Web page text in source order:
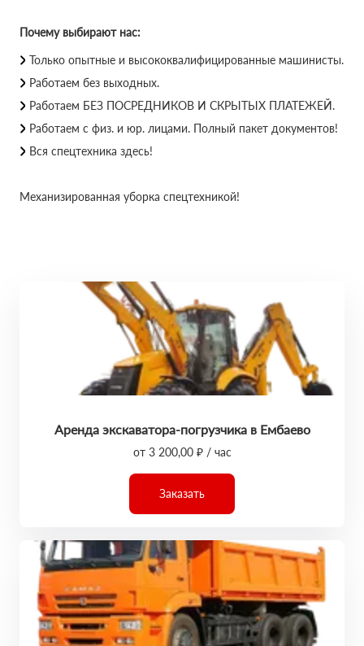
Почему выбирают нас:
Только опытные и высококвалифицированные машинисты.
Работаем без выходных.
Работаем БЕЗ ПОСРЕДНИКОВ И СКРЫТЫХ ПЛАТЕЖЕЙ.
Работаем с физ. и юр. лицами. Полный пакет документов!
Вся спецтехника здесь!
Механизированная уборка спецтехникой!
Аренда экскаватора-погрузчика в Ембаево
от 3 200,00 ₽ / час
Заказать